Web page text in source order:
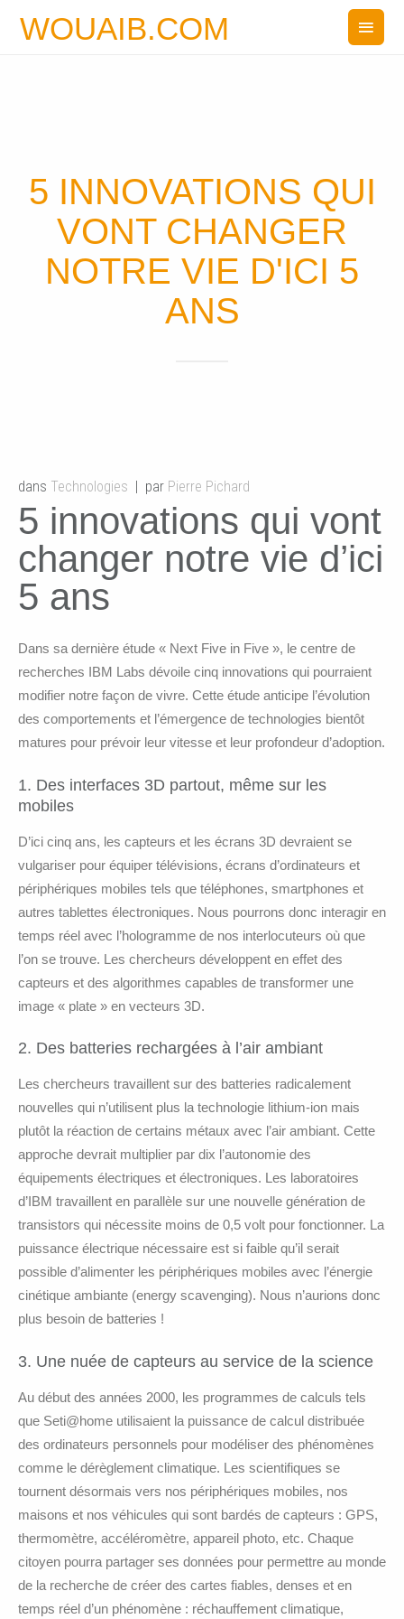
WOUAIB.COM
5 INNOVATIONS QUI
VONT CHANGER
NOTRE VIE D'ICI 5
ANS
dans Technologies par Pierre Pichard
5 innovations qui vont
changer notre vie d’ici
5 ans
Dans sa dernière étude « Next Five in Five », le centre de
recherches IBM Labs dévoile cinq innovations qui pourraient
modifier notre façon de vivre. Cette étude anticipe l’évolution
des comportements et l’émergence de technologies bientôt
matures pour prévoir leur vitesse et leur profondeur d’adoption.
1. Des interfaces 3D partout, même sur les
mobiles
D’ici cinq ans, les capteurs et les écrans 3D devraient se
vulgariser pour équiper télévisions, écrans d’ordinateurs et
périphériques mobiles tels que téléphones, smartphones et
autres tablettes électroniques. Nous pourrons donc interagir en
temps réel avec l’hologramme de nos interlocuteurs où que
l’on se trouve. Les chercheurs développent en effet des
capteurs et des algorithmes capables de transformer une
image « plate » en vecteurs 3D.
2. Des batteries rechargées à l’air ambiant
Les chercheurs travaillent sur des batteries radicalement
nouvelles qui n’utilisent plus la technologie lithium-ion mais
plutôt la réaction de certains métaux avec l’air ambiant. Cette
approche devrait multiplier par dix l’autonomie des
équipements électriques et électroniques. Les laboratoires
d’IBM travaillent en parallèle sur une nouvelle génération de
transistors qui nécessite moins de 0,5 volt pour fonctionner. La
puissance électrique nécessaire est si faible qu’il serait
possible d’alimenter les périphériques mobiles avec l’énergie
cinétique ambiante (energy scavenging). Nous n’aurions donc
plus besoin de batteries !
3. Une nuée de capteurs au service de la science
Au début des années 2000, les programmes de calculs tels
que Seti@home utilisaient la puissance de calcul distribuée
des ordinateurs personnels pour modéliser des phénomènes
comme le dérèglement climatique. Les scientifiques se
tournent désormais vers nos périphériques mobiles, nos
maisons et nos véhicules qui sont bardés de capteurs : GPS,
thermomètre, accéléromètre, appareil photo, etc. Chaque
citoyen pourra partager ses données pour permettre au monde
de la recherche de créer des cartes fiables, denses et en
temps réel d’un phénomène : réchauffement climatique,